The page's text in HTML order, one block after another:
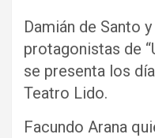
Damián de Santo
protagonistas de
se presenta los
Teatro Lido.
Facundo Arana